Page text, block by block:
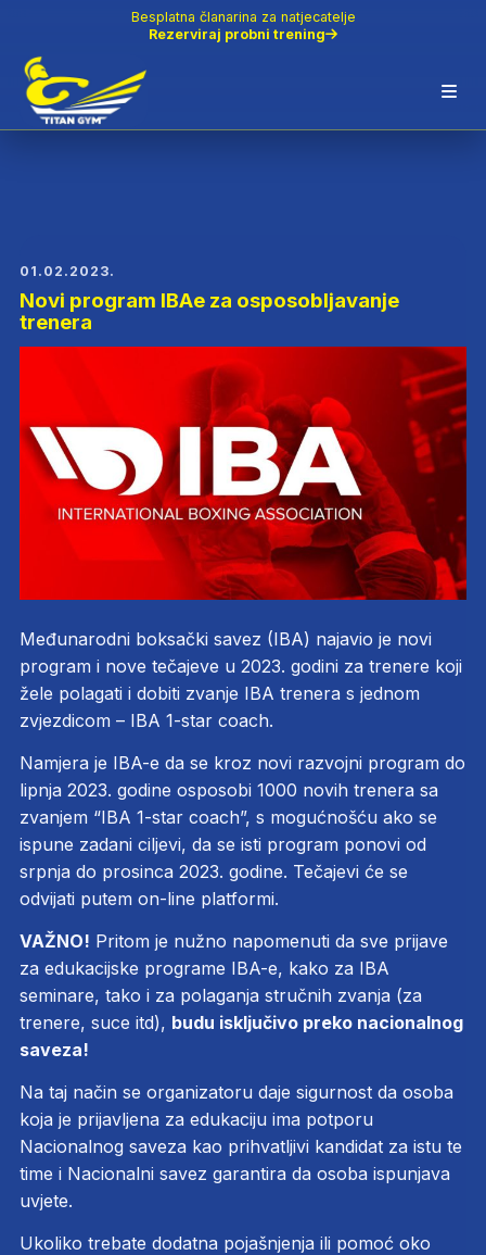
Besplatna članarina za natjecatelje
Rezerviraj probni trening
01.02.2023.
Novi program IBAe za osposobljavanje
trenera
Međunarodni boksački savez (IBA) najavio je novi
program i nove tečajeve u 2023. godini za trenere koji
žele polagati i dobiti zvanje IBA trenera s jednom
zvjezdicom – IBA 1-star coach.
Namjera je IBA-e da se kroz novi razvojni program do
lipnja 2023. godine osposobi 1000 novih trenera sa
zvanjem “IBA 1-star coach”, s mogućnošću ako se
ispune zadani ciljevi, da se isti program ponovi od
srpnja do prosinca 2023. godine. Tečajevi će se
odvijati putem on-line platformi.
VAŽNO! Pritom je nužno napomenuti da sve prijave
za edukacijske programe IBA-e, kako za IBA
seminare, tako i za polaganja stručnih zvanja (za
trenere, suce itd), budu isključivo preko nacionalnog
saveza!
Na taj način se organizatoru daje sigurnost da osoba
koja je prijavljena za edukaciju ima potporu
Nacionalnog saveza kao prihvatljivi kandidat za istu te
time i Nacionalni savez garantira da osoba ispunjava
uvjete.
Ukoliko trebate dodatna pojašnjenja ili pomoć oko